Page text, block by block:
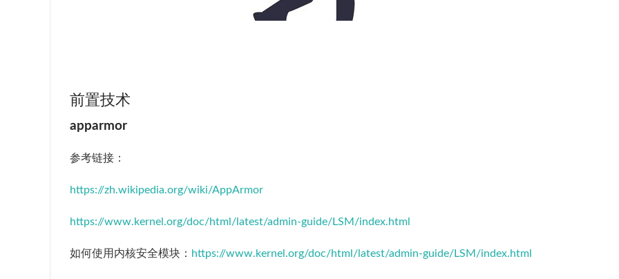
前置技术
apparmor
参考链接：
https://zh.wikipedia.org/wiki/AppArmor
https://www.kernel.org/doc/html/latest/admin-guide/LSM/index.html
如何使用内核安全模块： https://www.kernel.org/doc/html/latest/admin-guide/LSM/index.html